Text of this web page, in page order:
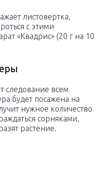
листовертка,
с этими
«Квадрис» (20 г на 10
следование всем
будет посажена на
нужное количество
сорняками,
растение.